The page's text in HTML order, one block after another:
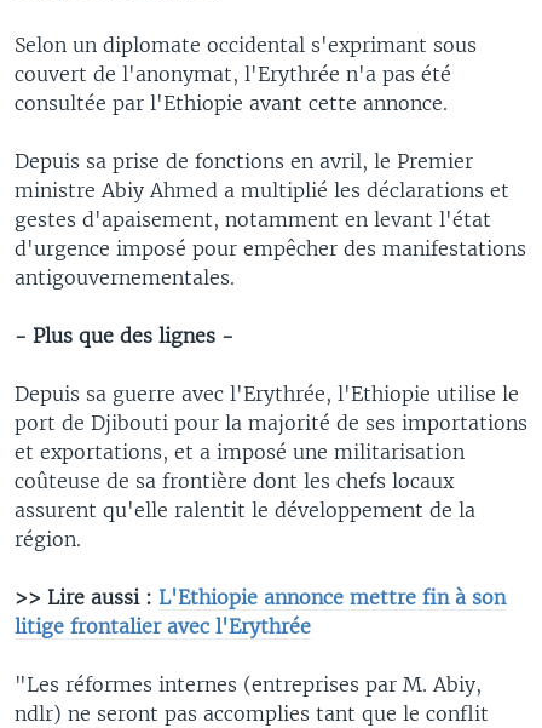
Selon un diplomate occidental s'exprimant sous
couvert de l'anonymat, l'Erythrée n'a pas été
consultée par l'Ethiopie avant cette annonce.
Depuis sa prise de fonctions en avril, le Premier
ministre Abiy Ahmed a multiplié les déclarations et
gestes d'apaisement, notamment en levant l'état
d'urgence imposé pour empêcher des manifestations
antigouvernementales.
- Plus que des lignes -
Depuis sa guerre avec l'Erythrée, l'Ethiopie utilise le
port de Djibouti pour la majorité de ses importations
et exportations, et a imposé une militarisation
coûteuse de sa frontière dont les chefs locaux
assurent qu'elle ralentit le développement de la
région.
>> Lire aussi : L'Ethiopie annonce mettre fin à son
litige frontalier avec l'Erythrée
"Les réformes internes (entreprises par M. Abiy,
ndlr) ne seront pas accomplies tant que le conflit